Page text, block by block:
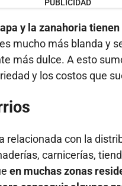
PUBLICIDAD
y la zanahoria
mucho más blanda y
más dulce. A esto
y los costos que
relacionada con la
carnicerías,
en muchas zonas